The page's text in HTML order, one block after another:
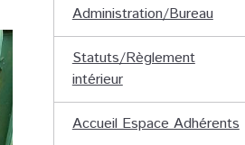
Administration/Bureau
Statuts/Règlement
intérieur
Accueil Espace Adhérents